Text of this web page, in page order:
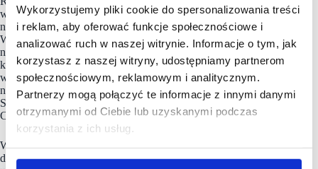
Wykorzystujemy pliki cookie do spersonalizowania treści
i reklam, aby oferować funkcje społecznościowe i
analizować ruch w naszej witrynie. Informacje o tym, jak
korzystasz z naszej witryny, udostępniamy partnerom
społecznościowym, reklamowym i analitycznym.
Partnerzy mogą połączyć te informacje z innymi danymi
otrzymanymi od Ciebie lub uzyskanymi podczas
korzystania z ich usług.
w nieruchomości. Oznacza to, że potencjalni inwestorzy
nie muszą kupować nieruchomości, aby na nich zarabiać.
Wystarczy, że kupią jednostki funduszu, który wynajmuje
nieruchomości. Podobne rozwiązania funkcjonują w innych
krajach, co pozwala również drobnym inwestorom inwestować
w ten sektor, a nie tylko tym, którzy mogą sobie pozwolić
na zakup całej nieruchomości” – komentuje Klaudia Okoń,
Starsza Konsultantka z Działu Business Intelligence Hub &
Consultancy.
Według NBP w 2024 roku oszczędności polskich gospodarstw
domowych przekroczyły 2,3 bln PLN, z czego większość